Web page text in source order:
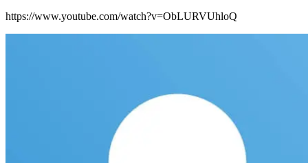
https://www.youtube.com/watch?v=ObLURVUhloQ